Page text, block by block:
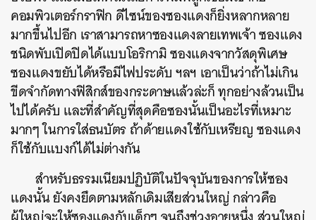
คอมพิวเตอร์กราฟิก ดีไซน์ของซองแดงก็ยิ่งหลากหลาย
มากขึ้นไปอีก เราสามารถหาซองแดงลายเทพเจ้า ซองแดง
ชนิดพับเปิดปิดได้แบบโอริกามิ ซองแดงจากวัสดุพิเศษ
ซองแดงขยับได้หรือมีไฟประดับ ฯลฯ เอาเป็นว่าถ้าไม่เกิน
ขีดจำกัดทางฟิสิกส์ของกระดาษแล้วล่ะก็ ทุกอย่างล้วนเป็น
ไปได้ครับ และที่สำคัญที่สุดคือซองนั้นเป็นอะไรที่เหมาะ
มากๆ ในการใส่ธนบัตร ถ้าด้ายแดงใช้กับเหรียญ ซองแดง
ก็ใช้กับแบงก์ได้ไม่ต่างกัน
สำหรับธรรมเนียมปฏิบัติในปัจจุบันของการให้ซอง
แดงนั้น ยังคงยึดตามหลักเดิมเสียส่วนใหญ่ กล่าวคือ